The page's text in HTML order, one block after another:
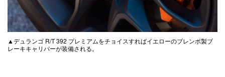
▲デュランゴ R/T 392 プレミアムをチョイスすればイエローのブレンボ製ブ
レーキキャリパーが装備される。